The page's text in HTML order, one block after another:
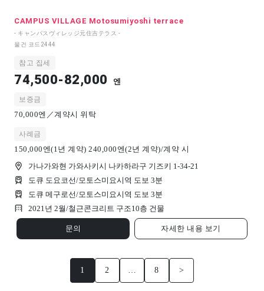
CAMPUS VILLAGE Motosumiyoshi terrace
- キャンパスヴィレッジ元住吉テラス -
물건 코드 2444
참고 집세
74,500-82,000 엔
보증금
70,000엔／계약시 위탁
사례금
150,000엔(1년 계약) 240,000엔(2년 계약)/계약 시
가나가와현 가와사키시 나카하라구 기즈키 1-34-21
도큐 도요코선/모토스미요시역 도보 3분
도큐 메구로선/모토스미요시역 도보 3분
2021년 2월/철근콘크리트 구조10층 건물
문의 자세한 내용 보기
1 2 … 8 >